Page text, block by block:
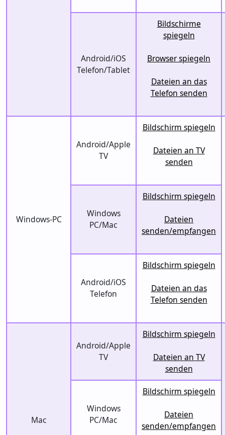
Android/iOS
Telefon/Tablet
Bildschirme
spiegeln
Browser spiegeln
Dateien an das
Telefon senden
Windows-PC
Android/Apple
TV
Bildschirm spiegeln
Dateien an TV
senden
Windows
PC/Mac
Bildschirm spiegeln
Dateien
senden/empfangen
Android/iOS
Telefon
Bildschirm spiegeln
Dateien an das
Telefon senden
Mac
Android/Apple
TV
Bildschirm spiegeln
Dateien an TV
senden
Windows
PC/Mac
Bildschirm spiegeln
Dateien
senden/empfangen